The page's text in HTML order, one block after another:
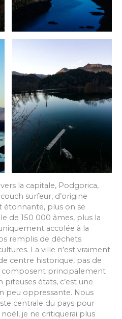
la capitale, Podgorica,
surfeur, d’origine
étonnante, plus on se
de 150 000 âmes, plus la
accolée à la
remplis de déchets
La ville n’est vraiment
centre historique, pas de
composent principalement
états, c’est une
peu oppressante. Nous
centrale du pays pour
je ne critiquerai plus